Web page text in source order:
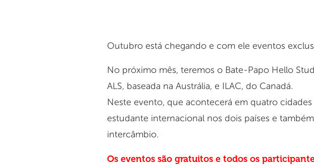
Outubro está chegando e com ele eventos
No próximo mês, teremos o Bate-Papo Hello
ALS, baseada na Austrália, e ILAC, do Canadá.
Neste evento, que acontecerá em quatro
estudante internacional nos dois países e
intercâmbio.
Os eventos são gratuitos e todos os